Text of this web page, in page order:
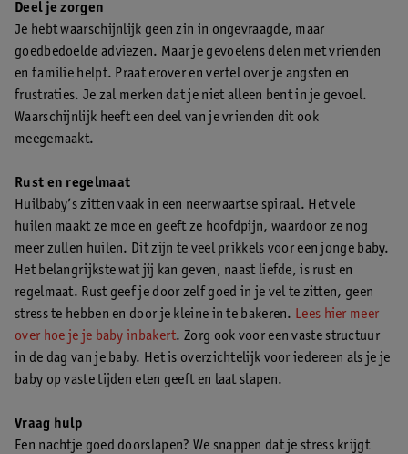
Deel je zorgen
Je hebt waarschijnlijk geen zin in ongevraagde, maar
goedbedoelde adviezen. Maar je gevoelens delen met vrienden
en familie helpt. Praat erover en vertel over je angsten en
frustraties. Je zal merken dat je niet alleen bent in je gevoel.
Waarschijnlijk heeft een deel van je vrienden dit ook
meegemaakt.
Rust en regelmaat
Huilbaby’s zitten vaak in een neerwaartse spiraal. Het vele
huilen maakt ze moe en geeft ze hoofdpijn, waardoor ze nog
meer zullen huilen. Dit zijn te veel prikkels voor een jonge baby.
Het belangrijkste wat jij kan geven, naast liefde, is rust en
regelmaat. Rust geef je door zelf goed in je vel te zitten, geen
stress te hebben en door je kleine in te bakeren. Lees hier meer
over hoe je je baby inbakert. Zorg ook voor een vaste structuur
in de dag van je baby. Het is overzichtelijk voor iedereen als je je
baby op vaste tijden eten geeft en laat slapen.
Vraag hulp
Een nachtje goed doorslapen? We snappen dat je stress krijgt